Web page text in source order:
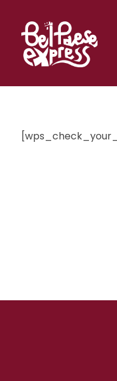
BelPaese Express
Smartphone in una mano, mappa nell'altra: sei pronto per affrontare le missioni BPE tra le meraviglie d'Italia?